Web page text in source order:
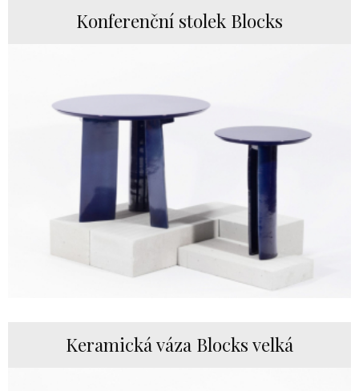
Konferenční stolek Blocks
Keramická váza Blocks velká